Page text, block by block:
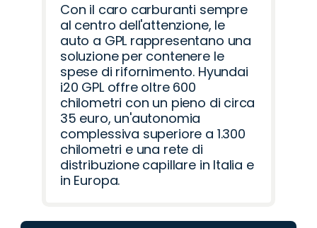
Con il caro carburanti sempre
al centro dell'attenzione, le
auto a GPL rappresentano una
soluzione per contenere le
spese di rifornimento. Hyundai
i20 GPL offre oltre 600
chilometri con un pieno di circa
35 euro, un'autonomia
complessiva superiore a 1.300
chilometri e una rete di
distribuzione capillare in Italia e
in Europa.